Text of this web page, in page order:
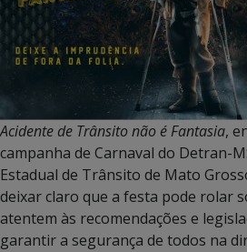
Acidente de Trânsito não é Fantasia,
campanha de Carnaval do Detran-
Estadual de Trânsito de Mato
deixar claro que a festa pode rolar
atentem às recomendações e
garantir a segurança de todos na